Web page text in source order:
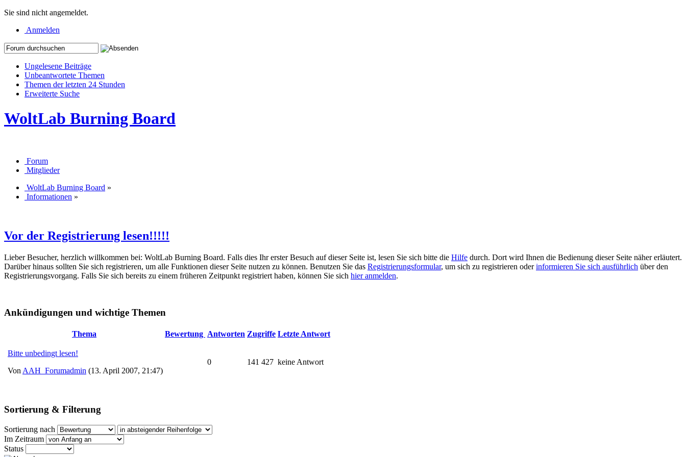
Sie sind nicht angemeldet.
Anmelden
Ungelesene Beiträge
Unbeantwortete Themen
Themen der letzten 24 Stunden
Erweiterte Suche
WoltLab Burning Board
Forum
Mitglieder
WoltLab Burning Board »
Informationen »
Vor der Registrierung lesen!!!!!
Lieber Besucher, herzlich willkommen bei: WoltLab Burning Board. Falls dies Ihr erster Besuch auf dieser Seite ist, lesen Sie sich bitte die Hilfe durch. Dort wird Ihnen die Bedienung dieser Seite näher erläutert.
Darüber hinaus sollten Sie sich registrieren, um alle Funktionen dieser Seite nutzen zu können. Benutzen Sie das Registrierungsformular, um sich zu registrieren oderinformieren Sie sich ausführlich über den
Registrierungsvorgang. Falls Sie sich bereits zu einem früheren Zeitpunkt registriert haben, können Sie sich hier anmelden.
Ankündigungen und wichtige Themen
Thema Bewertung Antworten Zugriffe Letzte Antwort
Bitte unbedingt lesen!
Von AAH_Forumadmin (13. April 2007, 21:47)
0 141 427 keine Antwort
Sortierung & Filterung
Sortierung nach
Im Zeitraum
Status